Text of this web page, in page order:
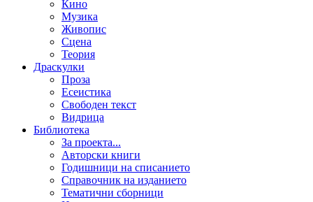
Кино
Музика
Живопис
Сцена
Теория
Драскулки
Проза
Есеистика
Свободен текст
Видрица
Библиотека
За проекта...
Авторски книги
Годишници на списанието
Справочник на изданието
Тематични сборници